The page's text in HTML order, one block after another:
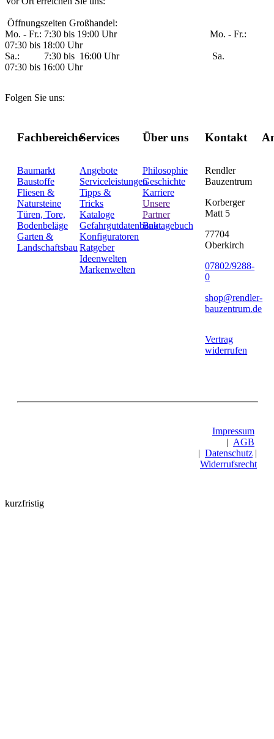
Öffnungszeiten Großhandel:
Mo. - Fr.: 7:30 bis 19:00 Uhr Mo. - Fr.:
07:30 bis 18:00 Uhr
Sa.: 7:30 bis 16:00 Uhr Sa.
07:30 bis 16:00 Uhr
Folgen Sie uns:
Fachbereiche
Baumarkt
Baustoffe
Fliesen &
Natursteine
Türen, Tore,
Bodenbeläge
Garten &
Landschaftsbau
Services
Angebote
Serviceleistungen
Tipps &
Tricks
Kataloge
Gefahrgutdatenbank
Konfiguratoren
Ratgeber
Ideenwelten
Markenwelten
Über uns
Philosophie
Geschichte
Karriere
Unsere
Partner
Bautagebuch
Kontakt
Rendler
Bauzentrum
Korberger
Matt 5
77704
Oberkirch
07802/9288-
0
shop@rendler-
bauzentrum.de
Vertrag
widerrufen
Impressum
| AGB
| Datenschutz|
Widerrufsrecht
kurzfristig